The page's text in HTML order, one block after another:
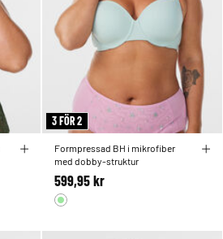
3 FÖR 2
Formpressad BH i mikrofiber
med dobby-struktur
599,95 kr